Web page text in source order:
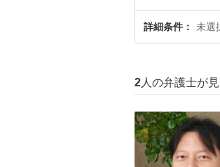
詳細条件 未選
2 人の弁護士が